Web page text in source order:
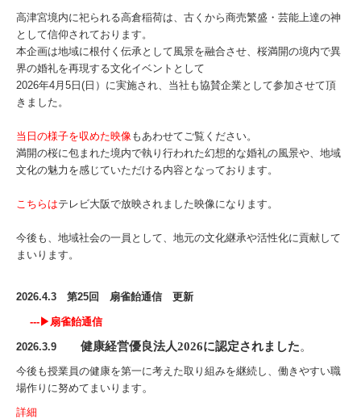
高津宮境内に祀られる高倉稲荷は、古くから商売繁盛・芸能上達の神
として信仰されております。
本企画は地域に根付く伝承として風景を融合させ、桜満開の境内で異
界の婚礼を再現する文化イベントとして
2026年4月5日(日）に実施され、当社も協賛企業として参加させて頂
きました。
当日の様子を収めた映像 もあわせてご覧ください。
満開の桜に包まれた境内で執り行われた幻想的な婚礼の風景や、地域
文化の魅力を感じていただける内容となっております。
こちらはテレビ大阪で放映されました映像になります。
今後も、地域社会の一員として、地元の文化継承や活性化に貢献して
まいります。
2026.4.3 第25回 扇雀飴通信 更新
---▶ 扇雀飴通信
2026.3.9 健康経営優良法人 2026に認定されました
今後も授業員の健康を第一に考えた取り組みを継続し、働きやすい職
場作りに努めてまいります
詳細